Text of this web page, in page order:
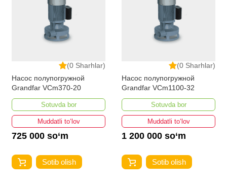
(0 Sharhlar)
Насос полупогружной
Grandfar VCm370-20
Sotuvda bor
Muddatli to‘lov
725 000 so‘m
Sotib olish
(0 Sharhlar)
Насос полупогружной
Grandfar VCm1100-32
Sotuvda bor
Muddatli to‘lov
1 200 000 so‘m
Sotib olish